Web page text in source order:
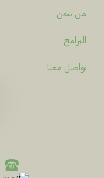
من نحن
البرامج
تواصل معنا